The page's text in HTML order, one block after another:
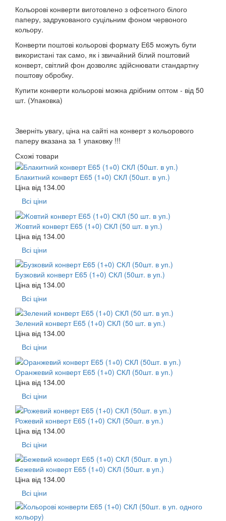
Кольорові конверти виготовлено з офсетного білого
паперу, задрукованого суцільним фоном червоного
кольору.
Конверти поштові кольорові формату Е65 можуть бути
використані так само, як і звичайний білий поштовий
конверт, світлий фон дозволяє здійснювати стандартну
поштову обробку.
Купити конверти кольорові можна дрібним оптом - від 50
шт. (Упаковка)
Зверніть увагу, ціна на сайті на конверт з кольорового
паперу вказана за 1 упаковку !!!
Схожі товари
Блакитний конверт Е65 (1+0) СКЛ (50шт. в уп.)
Ціна від 134.00
Всі ціни
Жовтий конверт Е65 (1+0) СКЛ (50 шт. в уп.)
Ціна від 134.00
Всі ціни
Бузковий конверт Е65 (1+0) СКЛ (50шт. в уп.)
Ціна від 134.00
Всі ціни
Зелений конверт Е65 (1+0) СКЛ (50 шт. в уп.)
Ціна від 134.00
Всі ціни
Оранжевий конверт Е65 (1+0) СКЛ (50шт. в уп.)
Ціна від 134.00
Всі ціни
Рожевий конверт Е65 (1+0) СКЛ (50шт. в уп.)
Ціна від 134.00
Всі ціни
Бежевий конверт Е65 (1+0) СКЛ (50шт. в уп.)
Ціна від 134.00
Всі ціни